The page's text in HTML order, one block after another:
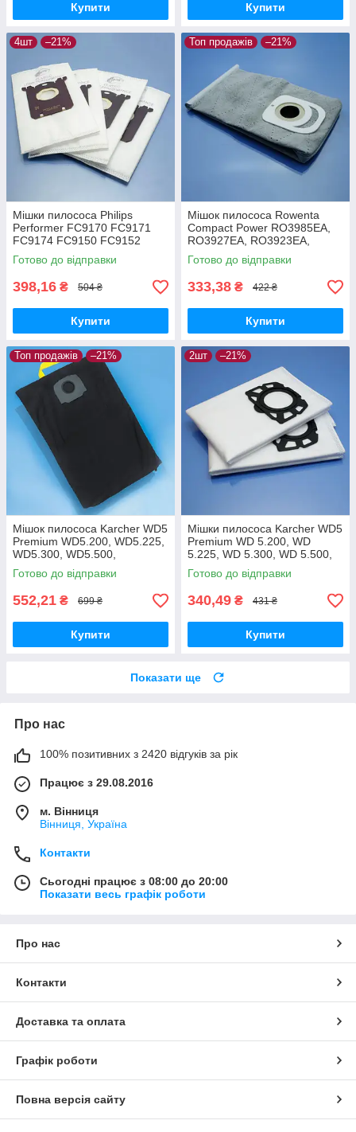
Купити Купити
4шт –21%
Мішки пилососа Philips
Performer FC9170 FC9171
FC9174 FC9150 FC9152
FC9160 FC9162 FC9166
FC9173 FC9175 FC9176
одноразові 4шт
Готово до відправки
398,16 ₴ 504 ₴
Купити
Топ продажів –21%
Мішок пилососа Rowenta
Compact Power RO3985EA,
RO3927EA, RO3923EA,
RO3953EA, RO3969EA
багаторазовий
Готово до відправки
333,38 ₴ 422 ₴
Купити
Топ продажів –21%
Мішок пилососа Karcher WD5
Premium WD5.200, WD5.225,
WD5.300, WD5.500,
WD5.470, WD5.260,
WD5.400, WD5.450
багаторазовий
Готово до відправки
552,21 ₴ 699 ₴
Купити
2шт –21%
Мішки пилососа Karcher WD5
Premium WD 5.200, WD
5.225, WD 5.300, WD 5.500,
WD 5.470, WD 5.260, WD
5.400, WD 5.450, WD 5.220 -
2шт
Готово до відправки
340,49 ₴ 431 ₴
Купити
Показати ще
Про нас
100% позитивних з 2420 відгуків за рік
Працює з 29.08.2016
м. Вінниця
Вінниця, Україна
Контакти
Сьогодні працює з 08:00 до 20:00
Показати весь графік роботи
Про нас
Контакти
Доставка та оплата
Графік роботи
Повна версія сайту